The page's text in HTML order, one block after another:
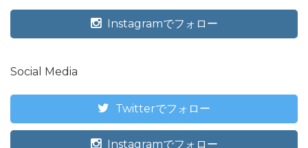
Instagramでフォロー
Social Media
Twitterでフォロー
Instagramでフォロー